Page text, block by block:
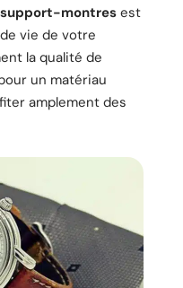
montres est
vie de votre
la qualité de
un matériau
amplement des